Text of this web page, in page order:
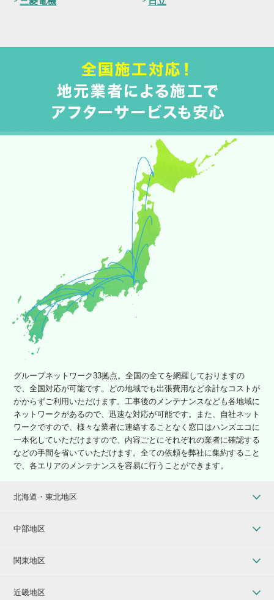
グループネットワーク33拠点。全国の全てを網羅しておりますの
で、全国対応が可能です。どの地域でも出張費用など余計なコストが
かからずご利用いただけます。工事後のメンテナンスなども各地域に
ネットワークがあるので、迅速な対応が可能です。また、自社ネット
ワークですので、様々な業者に連絡することなく窓口はハンズエコに
一本化していただけますので、内容ごとにそれぞれの業者に確認する
などの手間を省いていただけます。全ての依頼を弊社に集約すること
で、各エリアのメンテナンスを容易に行うことができます。
北海道・東北地区
中部地区
関東地区
近畿地区